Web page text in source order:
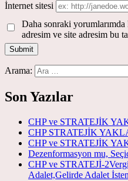
İnternet sitesi
Daha sonraki yorumlarımda
adresim ve site adresim bu
Arama:
Son Yazılar
CHP ve STRATEJİK
CHP STRATEJİK
CHP ve STRATEJİK
Dezenformasyon mu,
CHP ve STRATEJİ-
Adalet,Gelirde Adalet